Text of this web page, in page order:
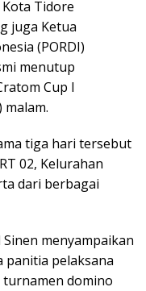
Kota Tidore
juga Ketua
(PORDI)
menutup
Cup I
tiga hari tersebut
02, Kelurahan
dari berbagai
menyampaikan
panitia pelaksana
domino